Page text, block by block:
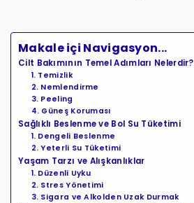
Makale içi Navigasyon...
Cilt Bakımının Temel Adımları Nelerdir?
1. Temizlik
2. Nemlendirme
3. Peeling
4. Güneş Koruması
Sağlıklı Beslenme ve Bol Su Tüketimi
1. Dengeli Beslenme
2. Yeterli Su Tüketimi
Yaşam Tarzı ve Alışkanlıklar
1. Düzenli Uyku
2. Stres Yönetimi
3. Sigara ve Alkolden Uzak Durmak